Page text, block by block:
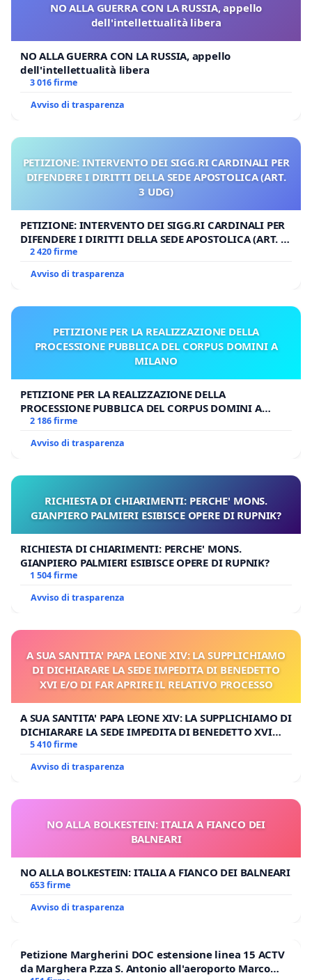
NO ALLA GUERRA CON LA RUSSIA, appello
dell'intellettualità libera
NO ALLA GUERRA CON LA RUSSIA, appello
dell'intellettualità libera
3 016 firme
Avviso di trasparenza
PETIZIONE: INTERVENTO DEI SIGG.RI CARDINALI PER
DIFENDERE I DIRITTI DELLA SEDE APOSTOLICA (ART.
3 UDG)
PETIZIONE: INTERVENTO DEI SIGG.RI CARDINALI PER
DIFENDERE I DIRITTI DELLA SEDE APOSTOLICA (ART. 3
UDG)
2 420 firme
Avviso di trasparenza
PETIZIONE PER LA REALIZZAZIONE DELLA
PROCESSIONE PUBBLICA DEL CORPUS DOMINI A
MILANO
PETIZIONE PER LA REALIZZAZIONE DELLA
PROCESSIONE PUBBLICA DEL CORPUS DOMINI A
MILANO
2 186 firme
Avviso di trasparenza
RICHIESTA DI CHIARIMENTI: PERCHE' MONS.
GIANPIERO PALMIERI ESIBISCE OPERE DI RUPNIK?
RICHIESTA DI CHIARIMENTI: PERCHE' MONS.
GIANPIERO PALMIERI ESIBISCE OPERE DI RUPNIK?
1 504 firme
Avviso di trasparenza
A SUA SANTITA' PAPA LEONE XIV: LA SUPPLICHIAMO
DI DICHIARARE LA SEDE IMPEDITA DI BENEDETTO
XVI E/O DI FAR APRIRE IL RELATIVO PROCESSO
A SUA SANTITA' PAPA LEONE XIV: LA SUPPLICHIAMO DI
DICHIARARE LA SEDE IMPEDITA DI BENEDETTO XVI
E/O DI FAR APRIRE IL RELATIVO PROCESSO
5 410 firme
Avviso di trasparenza
NO ALLA BOLKESTEIN: ITALIA A FIANCO DEI
BALNEARI
NO ALLA BOLKESTEIN: ITALIA A FIANCO DEI BALNEARI
653 firme
Avviso di trasparenza
Petizione Margherini DOC estensione linea 15 ACTV
da Marghera P.zza S. Antonio all'aeroporto Marco